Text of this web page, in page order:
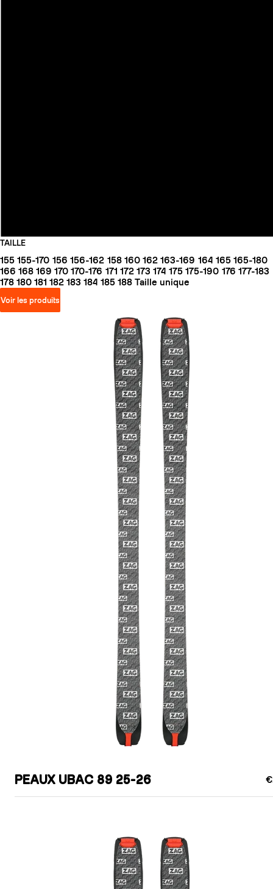
TAILLE
155 155-170 156 156-162 158 160 162 163-169 164 165 165-180
166 168 169 170 170-176 171 172 173 174 175 175-190 176 177-183
178 180 181 182 183 184 185 188 Taille unique
Voir les produits
PEAUX UBAC 89 25-26